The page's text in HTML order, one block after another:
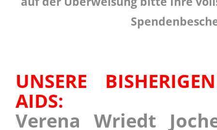
UNSERE
AIDS:
Verena Wriedt